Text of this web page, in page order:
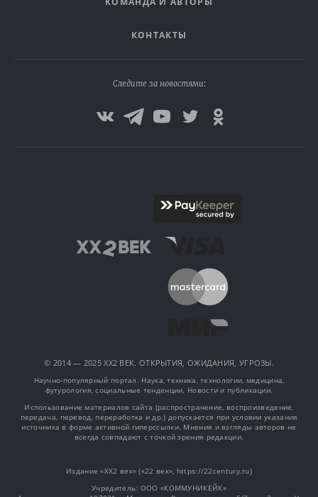
КОНТАКТЫ
Следите за новостями:
© 2014 — 2025 XX2 ВЕК. ОТКРЫТИЯ, ОЖИДАНИЯ, УГРОЗЫ.
Научно-популярный портал. Наука, техника, технологии, медицина,
футурология, социальные тенденции. Новости и публикации.
Использование материалов сайта (распространение, воспроизведение,
передача, перевод, переработка и др.) допускается при условии указания
источника в форме активной гиперссылки. Мнения и взгляды авторов не
всегда совпадают с точкой зрения редакции.
Издание «XX2 век» («22 век», https://22century.ru)
Учредитель: OOO «КОММУНИКЕЙК»